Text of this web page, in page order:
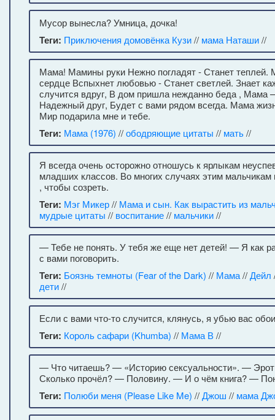
Мусор вынесла? Умница, дочка!
Теги: Приключения домовёнка Кузи// мама Наташи//
Мама! Мамины руки Нежно погладят - Станет
сердце Вспыхнет любовью - Станет светлей. Знает
случится вдруг, В дом пришла нежданно беда ,
Надежный друг, Будет с вами рядом всегда. Мама
Мир подарила мне и тебе.
Теги: Мама (1976) //ободряющие цитаты // мать//
Я всегда очень осторожно отношусь к ярлыкам
младших классов. Во многих случаях этим мальчикам
, чтобы созреть.
Теги: Мэг Микер// Мама и сын. Как вырастить из
мудрые цитаты // воспитание// мальчики//
— Тебе не понять. У тебя же еще нет детей! — Я как
с вами поговорить.
Теги: Боязнь темноты (Fear of the Dark) // Мама//Дейл
дети//
Если с вами что-то случится, клянусь, я убью вас
Теги: Король сафари (Khumba) // Мама В//
— Что читаешь? — «Историю сексуальности». —
Сколько прочёл? — Половину. — И о чём книга? —
Теги: Полюби меня (Please Like Me) //Джош // мама